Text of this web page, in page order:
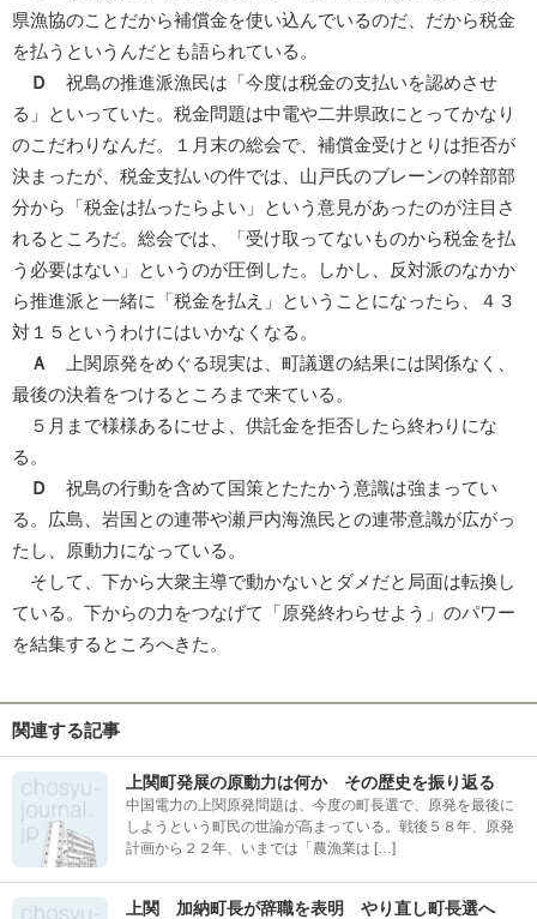
県漁協のことだから補償金を使い込んでいるのだ、だから税金
を払うというんだとも語られている。
Ｄ
祝島の推進派漁民は「今度は税金の支払いを認めさせ
る」といっていた。税金問題は中電や二井県政にとってかなり
のこだわりなんだ。１月末の総会で、補償金受けとりは拒否が
決まったが、税金支払いの件では、山戸氏のブレーンの幹部部
分から「税金は払ったらよい」という意見があったのが注目さ
れるところだ。総会では、「受け取ってないものから税金を払
う必要はない」というのが圧倒した。しかし、反対派のなかか
ら推進派と一緒に「税金を払え」ということになったら、４３
対１５というわけにはいかなくなる。
Ａ
上関原発をめぐる現実は、町議選の結果には関係なく、
最後の決着をつけるところまで来ている。
５月まで様様あるにせよ、供託金を拒否したら終わりにな
る。
Ｄ
祝島の行動を含めて国策とたたかう意識は強まってい
る。広島、岩国との連帯や瀬戸内海漁民との連帯意識が広がっ
たし、原動力になっている。
そして、下から大衆主導で動かないとダメだと局面は転換し
ている。下からの力をつなげて「原発終わらせよう」のパワー
を結集するところへきた。
関連する記事
上関町発展の原動力は何か その歴史を振り返る
中国電力の上関原発問題は、今度の町長選で、原発を最後に
しようという町民の世論が高まっている。戦後５８年、原発
計画から２２年、いまでは「農漁業は […]
上関 加納町長が辞職を表明 やり直し町長選へ